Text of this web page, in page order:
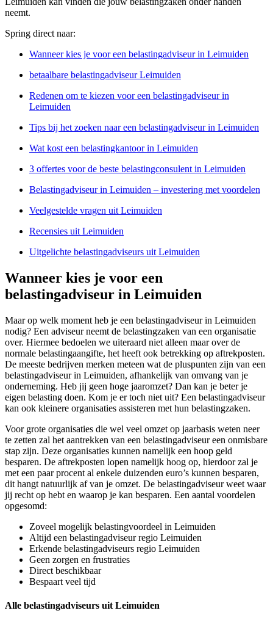
neemt.
Spring direct naar:
Wanneer kies je voor een belastingadviseur in Leimuiden
betaalbare belastingadviseur Leimuiden
Redenen om te kiezen voor een belastingadviseur in
Leimuiden
Tips bij het zoeken naar een belastingadviseur in Leimuiden
Wat kost een belastingkantoor in Leimuiden
3 offertes voor de beste belastingconsulent in Leimuiden
Belastingadviseur in Leimuiden – investering met voordelen
Veelgestelde vragen uit Leimuiden
Recensies uit Leimuiden
Uitgelichte belastingadviseurs uit Leimuiden
Wanneer kies je voor een
belastingadviseur in Leimuiden
Maar op welk moment heb je een belastingadviseur in Leimuiden
nodig? Een adviseur neemt de belastingzaken van een organisatie
over. Hiermee bedoelen we uiteraard niet alleen maar over de
normale belastingaangifte, het heeft ook betrekking op aftrekposten.
De meeste bedrijven merken meteen wat de pluspunten zijn van een
belastingadviseur in Leimuiden, afhankelijk van omvang van je
onderneming. Heb jij geen hoge jaaromzet? Dan kan je beter je
eigen belasting doen. Kom je er toch niet uit? Een belastingadviseur
kan ook kleinere organisaties assisteren met hun belastingzaken.
Voor grote organisaties die wel veel omzet op jaarbasis weten neer
te zetten zal het aantrekken van een belastingadviseur een onmisbare
stap zijn. Deze organisaties kunnen namelijk een hoop geld
besparen. De aftrekposten lopen namelijk hoog op, hierdoor zal je
met een paar procent al enkele duizenden euro’s kunnen besparen,
dit hangt natuurlijk af van je omzet. De belastingadviseur weet waar
jij recht op hebt en waarop je kan besparen. Een aantal voordelen
opgesomd:
Zoveel mogelijk belastingvoordeel in Leimuiden
Altijd een belastingadviseur regio Leimuiden
Erkende belastingadviseurs regio Leimuiden
Geen zorgen en frustraties
Direct beschikbaar
Bespaart veel tijd
Alle belastingadviseurs uit Leimuiden